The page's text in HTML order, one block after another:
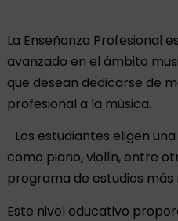
La Enseñanza Profesional
avanzado en el ámbito
que desean dedicarse de
profesional a la música.
Los estudiantes eligen
como piano, violín, entre
programa de estudios más
Este nivel educativo